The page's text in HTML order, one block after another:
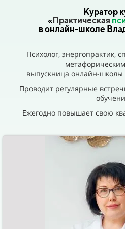
Куратор
«Практическая
в онлайн-школе
Психолог, энергопрактик,
выпускница онлайн-
Проводит регулярные
Ежегодно повышает свою